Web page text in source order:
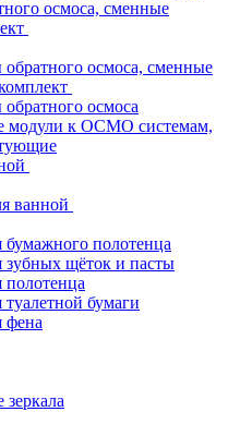
осмоса, сменные
осмоса, сменные
осмоса
модули к ОСМО системам,
ванной
бумажного полотенца
зубных щёток и пасты
полотенца
бумаги
фена
зеркала